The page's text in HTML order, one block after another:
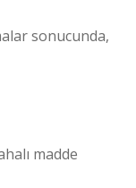
sonucunda,
madde